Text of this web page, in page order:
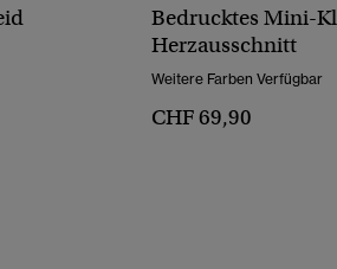
Bedrucktes Mini-
Herzausschnitt
Weitere Farben Verfügbar
CHF 69,90